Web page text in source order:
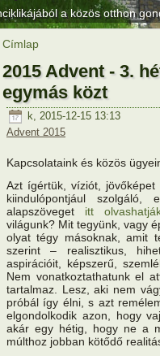
a közös otthon
Címlap
2015 Advent - 3.
egymás közt
k, 2015-12-15 13:13
Advent 2015
Kapcsolataink és közös
Azt ígértük, víziót,
kiindulópontjául
alapszöveget itt
világunk? Mit tegyünk, vagy
olyat tégy másoknak, amit
szerint – realisztikus,
aspirációit, képszerű,
Nem vonatkoztathatunk el
tartalmaz. Lesz, aki nem
próbál így élni, s azt
elgondolkodik azon, hogy
akár egy hétig, hogy ne a
múlthoz jobban kötődő